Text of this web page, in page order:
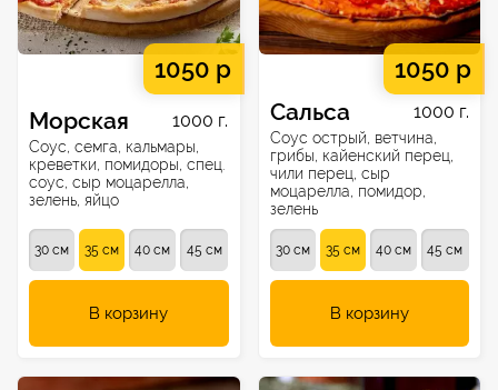
1050 р
Морская 1000 г.
Соус, семга, кальмары,
креветки, помидоры, спец.
соус, сыр моцарелла,
зелень, яйцо
30 см 35 см 40 см 45 см
В корзину
1050 р
Сальса 1000 г.
Соус острый, ветчина,
грибы, кайенский перец,
чили перец, сыр
моцарелла, помидор,
зелень
30 см 35 см 40 см 45 см
В корзину